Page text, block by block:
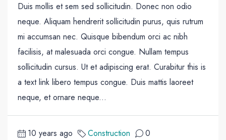
Duis mollis et sem sed sollicitudin. Donec non odio
neque. Aliquam hendrerit sollicitudin purus, quis rutrum
mi accumsan nec. Quisque bibendum orci ac nibh
facilisis, at malesuada orci congue. Nullam tempus
sollicitudin cursus. Ut et adipiscing erat. Curabitur this is
a text link libero tempus congue. Duis mattis laoreet
neque, et ornare neque...
10 years ago Construction 0